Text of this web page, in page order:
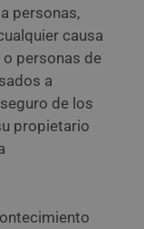
personas,
causa
o personas de
a
de los
propietario